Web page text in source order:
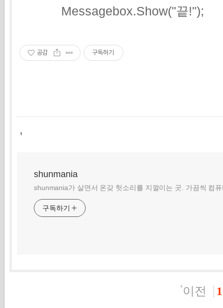
Messagebox.Show("끝!");
공감 구독하기
,
shunmania
shunmania가 살면서 온갖 헛소리를 지껄이는 곳. 가끔씩 컴
구독하기
이전 1